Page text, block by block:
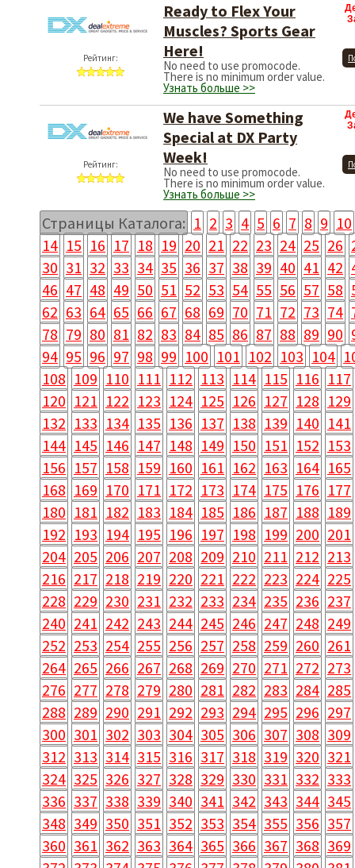
Рейтинг:
Ready to Flex Your
Muscles? Sports Gear
Here!
No need to use promocode.
There is no minimum order value.
Узнать больше >>
Рейтинг:
We have Something
Special at DX Party
Week!
No need to use promocode.
There is no minimum order value.
Узнать больше >>
Страницы Каталога: 1 2 3 4 5 6 7 8 9 10
14 15 16 17 18 19 20 21 22 23 24 25 26
30 31 32 33 34 35 36 37 38 39 40 41 42
46 47 48 49 50 51 52 53 54 55 56 57 58
62 63 64 65 66 67 68 69 70 71 72 73 74
78 79 80 81 82 83 84 85 86 87 88 89 90
94 95 96 97 98 99 100 101 102 103 104
108 109 110 111 112 113 114 115 116 117
120 121 122 123 124 125 126 127 128 129
132 133 134 135 136 137 138 139 140 141
144 145 146 147 148 149 150 151 152 153
156 157 158 159 160 161 162 163 164 165
168 169 170 171 172 173 174 175 176 177
180 181 182 183 184 185 186 187 188 189
192 193 194 195 196 197 198 199 200 201
204 205 206 207 208 209 210 211 212 213
216 217 218 219 220 221 222 223 224 225
228 229 230 231 232 233 234 235 236 237
240 241 242 243 244 245 246 247 248 249
252 253 254 255 256 257 258 259 260 261
264 265 266 267 268 269 270 271 272 273
276 277 278 279 280 281 282 283 284 285
288 289 290 291 292 293 294 295 296 297
300 301 302 303 304 305 306 307 308 309
312 313 314 315 316 317 318 319 320 321
324 325 326 327 328 329 330 331 332 333
336 337 338 339 340 341 342 343 344 345
348 349 350 351 352 353 354 355 356 357
360 361 362 363 364 365 366 367 368 369